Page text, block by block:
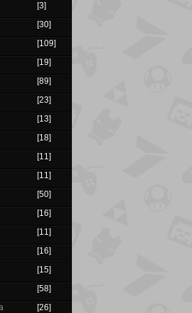
[3]
[30]
[109]
[19]
[89]
[23]
[13]
[18]
[11]
[11]
[50]
[16]
[11]
[16]
[15]
[58]
[26]